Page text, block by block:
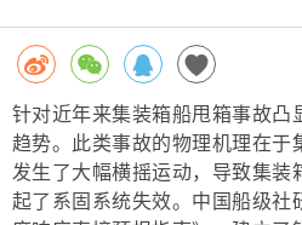
针对近年来集装箱船甩箱事故凸
趋势。此类事故的物理机理在于
发生了大幅横摇运动，导致集装
起了系固系统失效。中国船级社